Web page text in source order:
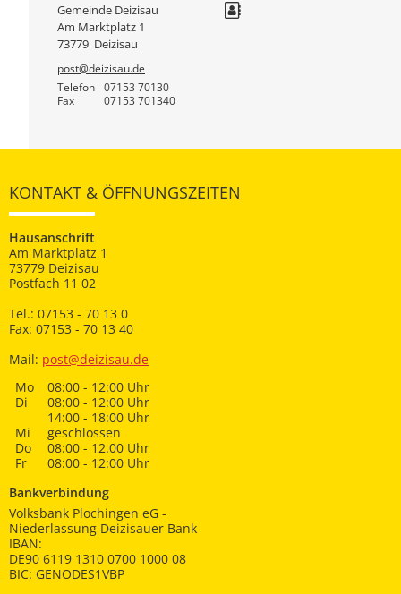
Gemeinde Deizisau
Am Marktplatz 1
73779 Deizisau
post@deizisau.de
Telefon
07153 70130
Fax 07153 701340
KONTAKT & ÖFFNUNGSZEITEN
Hausanschrift
Am Marktplatz 1
73779 Deizisau
Postfach 11 02
Tel.: 07153 - 70 13 0
Fax: 07153 - 70 13 40
Mail: post@deizisau.de
Mo
08:00 - 12:00 Uhr
Di
08:00 - 12:00 Uhr
14:00 - 18:00 Uhr
Mi
geschlossen
Do
08:00 - 12.00 Uhr
Fr
08:00 - 12:00 Uhr
Bankverbindung
Volksbank Plochingen eG -
Niederlassung Deizisauer Bank
IBAN:
DE90 6119 1310 0700 1000 08
BIC: GENODES1VBP